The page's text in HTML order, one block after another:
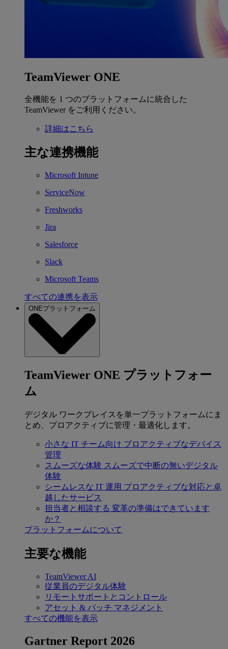
TeamViewer ONE
全機能を 1 つのプラットフォームに統合した
TeamViewer をご利用ください。
詳細はこちら
主な連携機能
Microsoft Intune
ServiceNow
Freshworks
Jira
Salesforce
Slack
Microsoft Teams
すべての連携を表示
ONEプラットフォーム
TeamViewer ONE プラットフォー
ム
デジタル ワークプレイスを単一プラットフォームにま
とめ、プロアクティブに管理・最適化します。
小さな IT チーム向け プロアクティブなデバイス
管理
スムーズな体験 スムーズで中断の無いデジタル
体験
シームレスな IT 運用 プロアクティブな対応と卓
越したサービス
担当者と相談する 変革の準備はできています
か？
プラットフォームについて
主要な機能
TeamViewer AI
従業員のデジタル体験
リモートサポートとコントロール
アセット & パッチ マネジメント
すべての機能を表示
Gartner Report 2026